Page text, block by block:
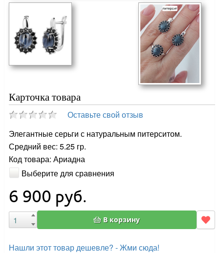
Карточка товара
Оставьте свой отзыв
Элегантные серьги с натуральным питерситом.
Средний вес: 5.25 гр.
Код товара: Ариадна
Выберите для сравнения
6 900 руб.
В корзину
Нашли этот товар дешевле? - Жми сюда!